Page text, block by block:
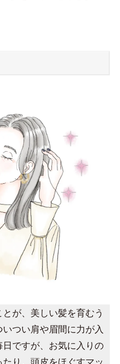
が、美しい髪を育むう
つい肩や眉間に力が入
ですが、お気に入りの
り、頭皮をほぐすマッ